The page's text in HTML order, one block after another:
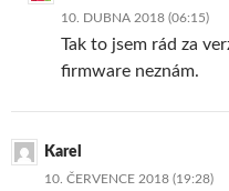
10. DUBNA 2018 (06:15)
Tak to jsem rád za
firmware neznám.
Karel
10. ČERVENCE 2018 (19:28)